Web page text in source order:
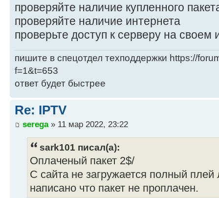
проверяйте наличие купленного
проверяйте наличие интернета
проверьте доступ к серверу на своем
пишите в спецотдел техподдержки https://
f=1&t=653
ответ будет быстрее
Re: IPTV
serega» 11 мар 2022, 23:22
sark101 писал(а):
Оплаченый пакет 2$/
С сайта не загружается полный плей
написано что пакет не проплачен.